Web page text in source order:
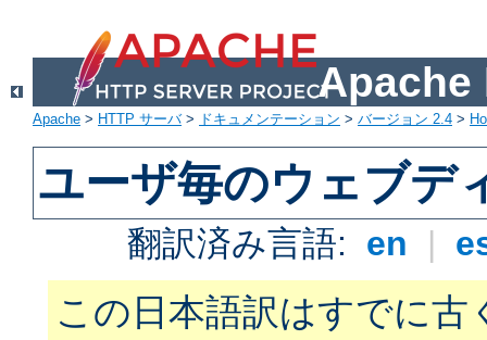
Apache
Apache > HTTP サーバ> ドキュメンテーション > バージョン 2.4 >
ユーザ毎のウェブデ
翻訳済み言語: en |
この日本語訳はすでに古